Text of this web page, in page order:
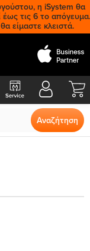
η iSystem θα
έως τις 6 το απόγευμα.
είμαστε κλειστά.
Αναζήτηση
Cart